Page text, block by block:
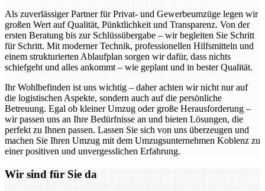
Als zuverlässiger Partner für Privat- und Gewerbeumzüge legen wir
großen Wert auf Qualität, Pünktlichkeit und Transparenz. Von der
ersten Beratung bis zur Schlüssübergabe – wir begleiten Sie Schritt
für Schritt. Mit moderner Technik, professionellen Hilfsmitteln und
einem strukturierten Ablaufplan sorgen wir dafür, dass nichts
schiefgeht und alles ankommt – wie geplant und in bester Qualität.
Ihr Wohlbefinden ist uns wichtig – daher achten wir nicht nur auf
die logistischen Aspekte, sondern auch auf die persönliche
Betreuung. Egal ob kleiner Umzug oder große Herausforderung –
wir passen uns an Ihre Bedürfnisse an und bieten Lösungen, die
perfekt zu Ihnen passen. Lassen Sie sich von uns überzeugen und
machen Sie Ihren Umzug mit dem Umzugsunternehmen Koblenz zu
einer positiven und unvergesslichen Erfahrung.
Wir sind für Sie da